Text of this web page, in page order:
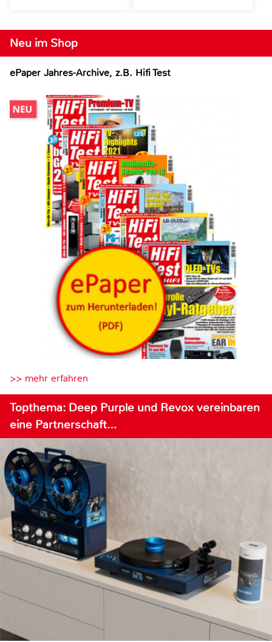
Neu im Shop
ePaper Jahres-Archive, z.B. Hifi Test
>> mehr erfahren
Topthema: Deep Purple und Revox vereinbaren
eine Partnerschaft…